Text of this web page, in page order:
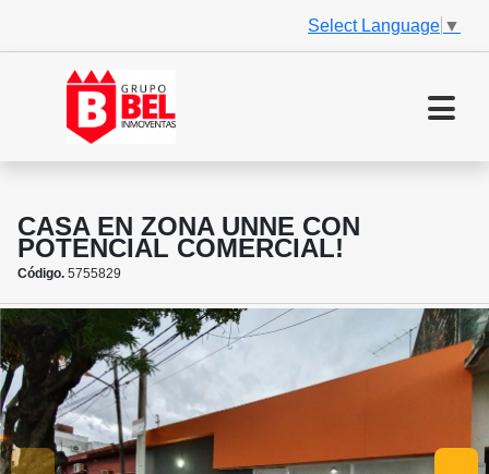
Select Language ▼
CASA EN ZONA UNNE CON
POTENCIAL COMERCIAL!
Código. 5755829